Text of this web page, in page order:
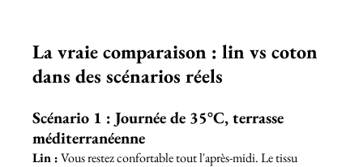
La vraie comparaison : lin vs coton
dans des scénarios réels
Scénario 1 : Journée de 35°C, terrasse
méditerranéenne
Lin : Vous restez confortable tout l'après-midi. Le tissu